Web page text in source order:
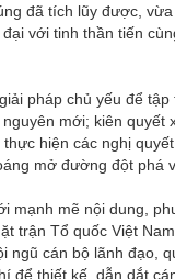
đã tích lũy được,
với tinh thần tiến
pháp chủ yếu để
mới; kiên
hiện các nghị
mở đường đột phá
mạnh mẽ nội dung,
trận Tổ quốc Việt
ngũ cán bộ lãnh đạo,
để thiết kế, dẫn dắt